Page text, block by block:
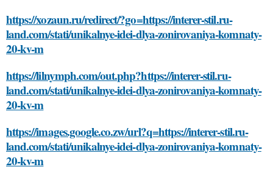
https://xozaun.ru/redirect/?go=https://interer-stil.ru-
land.com/stati/unikalnye-idei-dlya-zonirovaniya-komnaty-
20-kv-m
https://lilnymph.com/out.php?https://interer-stil.ru-
land.com/stati/unikalnye-idei-dlya-zonirovaniya-komnaty-
20-kv-m
https://images.google.co.zw/url?q=https://interer-stil.ru-
land.com/stati/unikalnye-idei-dlya-zonirovaniya-komnaty-
20-kv-m